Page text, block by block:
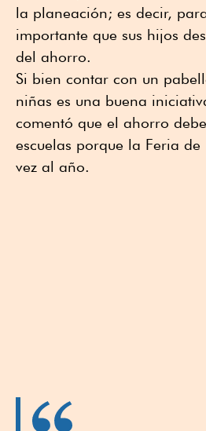
la planeación; es decir,
importante que sus hijos
del ahorro.
Si bien contar con un
niñas es una buena
comentó que el ahorro
escuelas porque la Feria de
vez al año.